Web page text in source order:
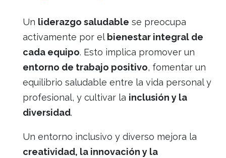
Un liderazgo saludable se preocupa
activamente por el bienestar integral de
cada equipo. Esto implica promover un
entorno de trabajo positivo, fomentar un
equilibrio saludable entre la vida personal y
profesional, y cultivar la inclusión y la
diversidad.
Un entorno inclusivo y diverso mejora la
creatividad, la innovación y la